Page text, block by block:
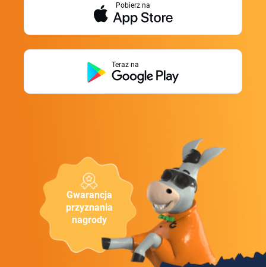
Gwarancja
przyznania
nagrody
Pobierz na
Teraz na